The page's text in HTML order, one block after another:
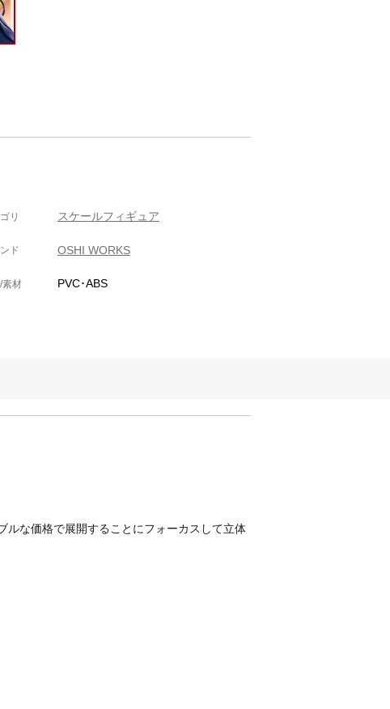
リ スケールフィギュア
ド OSHI WORKS
素材 PVC･ABS
な価格で展開することにフォーカスして立体